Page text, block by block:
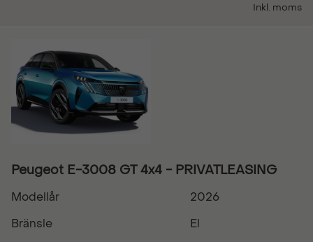
Inkl. moms
Peugeot E-3008 GT 4x4 - PRIVATLEASING
Modellår
2026
Bränsle
El